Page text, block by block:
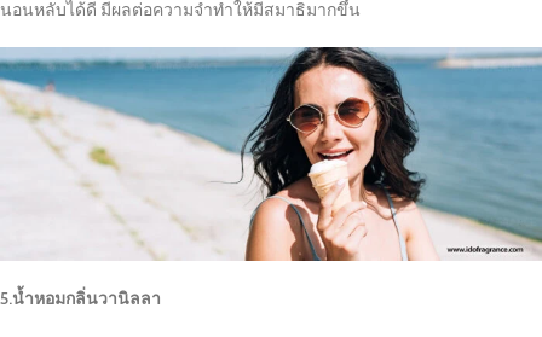
นอนหลับได้ดี มีผลต่อความจำทำให้มีสมาธิมากขึ้น
5.น้ำหอมกลิ่นวานิลลา